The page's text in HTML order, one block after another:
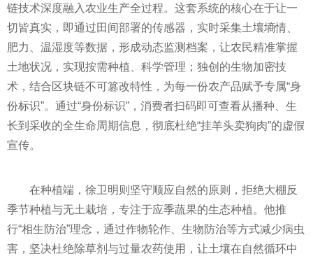
链技术深度融入农业生产全过程。这套系统的核心在于让一
切皆真实，即通过田间部署的传感器，实时采集土壤墒情、
肥力、温湿度等数据，形成动态监测档案，让农民精准掌握
土地状况，实现按需种植、科学管理；独创的生物加密技
术，结合区块链不可篡改特性，为每一份农产品赋予专属“身
份标识”。通过“身份标识”，消费者扫码即可查看从播种、生
长到采收的全生命周期信息，彻底杜绝“挂羊头卖狗肉”的虚假
宣传。
在种植端，徐卫明则坚守顺应自然的原则，拒绝大棚反
季节种植与无土栽培，专注于应季蔬果的生态种植。他推
行“相生防治”理念，通过作物轮作、生物防治等方式减少病虫
害，坚决杜绝除草剂与过量农药使用，让土壤在自然循环中